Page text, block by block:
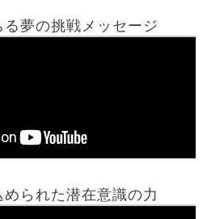
る夢の挑戦メッセージ
られた潜在意識の力